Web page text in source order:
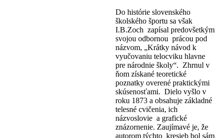
Do histórie slovenského
školského športu sa však
I.B.Zoch zapísal predovšetkým
svojou odbornou prácou pod
názvom, „Krátky návod k
vyučovaniu telocviku hlavne
pre národnie školy“. Zhrnul v
ňom získané teoretické
poznatky overené praktickými
skúsenosťami. Dielo vyšlo v
roku 1873 a obsahuje základné
telesné cvičenia, ich
názvoslovie a grafické
znázornenie. Zaujímavé je, že
autorom týchto kresieb bol sám